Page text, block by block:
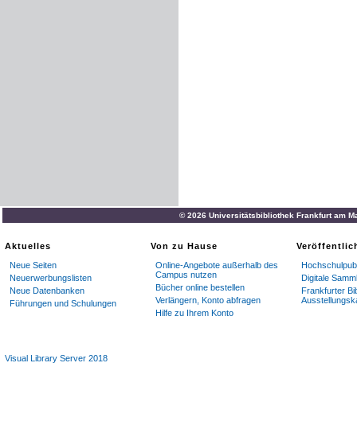
© 2026 Universitätsbibliothek Frankfurt am
Aktuelles
Neue Seiten
Neuerwerbungslisten
Neue Datenbanken
Führungen und Schulungen
Von zu Hause
Online-Angebote außerhalb des
Campus nutzen
Bücher online bestellen
Verlängern, Konto abfragen
Hilfe zu Ihrem Konto
Digitale
Frankfurter
Visual Library Server 2018